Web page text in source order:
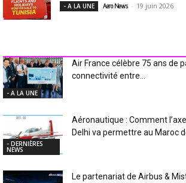
- A LA UNE Aero News - 19 juin 2026
- A LA UNE
Air France célèbre 75 ans de
connectivité entre...
- DERNIÈRES
NEWS
Aéronautique : Comment
Delhi va permettre au Maroc
Le partenariat de Airbus &